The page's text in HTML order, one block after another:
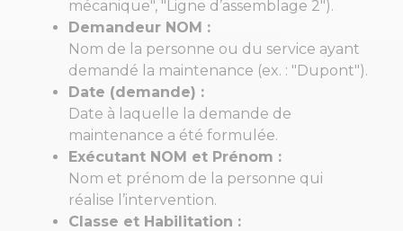
mécanique", "Ligne d’assemblage 2").
Demandeur NOM :
Nom de la personne ou du service ayant
demandé la maintenance (ex. : "Dupont").
Date (demande) :
Date à laquelle la demande de
maintenance a été formulée.
Exécutant NOM et Prénom :
Nom et prénom de la personne qui
réalise l’intervention.
Classe et Habilitation :